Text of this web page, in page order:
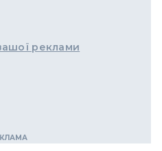
реклами